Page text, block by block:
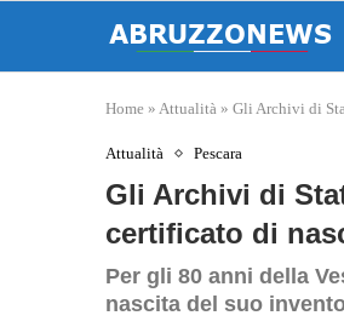
Home » Attualità » Gli Archivi di
Attualità Pescara
Gli Archivi di
certificato di
Per gli 80 anni della
nascita del suo